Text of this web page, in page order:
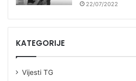
22/07/2022
KATEGORIJE
Vijesti TG